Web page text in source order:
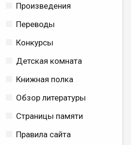
Произведения
Переводы
Конкурсы
Детская комната
Книжная полка
Обзор литературы
Страницы памяти
Правила сайта